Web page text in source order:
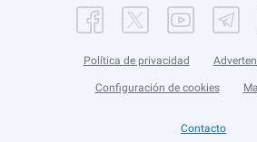
Política de privacidad
Configuración de cookies
Contacto